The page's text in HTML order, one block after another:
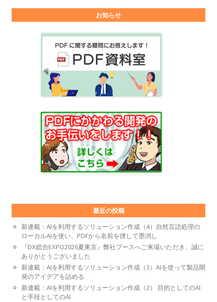
お知らせ
最近の投稿
新連載：AIを利用するソリューション作成（4）自然言語処理の
ローカルAIを使い、PDFから名前を捜して墨消し
『DX総合EXPO2026夏東京』弊社ブースへご来場いただき、誠に
ありがとうございました
新連載：AIを利用するソリューション作成（3）AIを使って製品開
発のアイデアを詰める
新連載：AIを利用するソリューション作成（2） 目的としてのAI
と手段としてのAI